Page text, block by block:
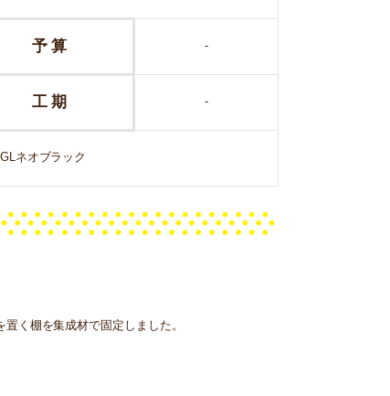
予 算 -
工 期 -
ネオブラック
く棚を集成材で固定しました。